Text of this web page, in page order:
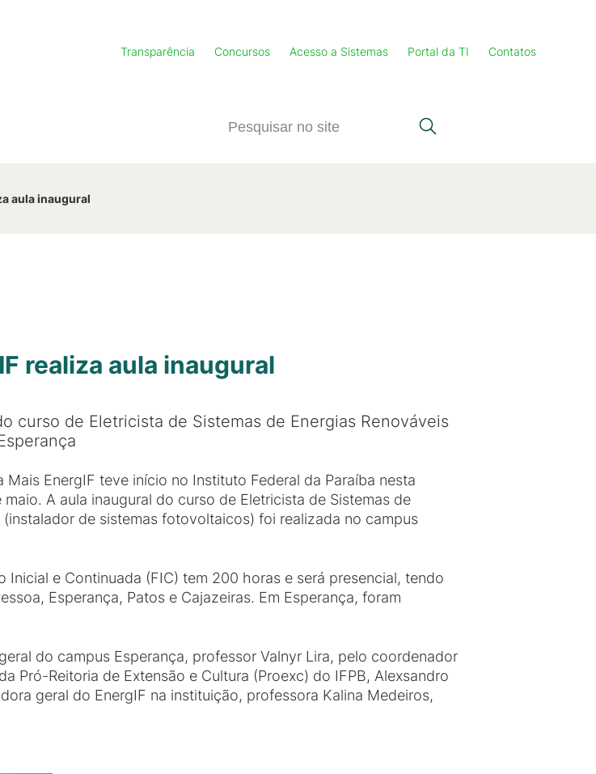
Transparência Concursos Acesso a Sistemas Portal da TI Contatos
aula inaugural
realiza aula inaugural
curso de Eletricista de Sistemas de Energias Renováveis
Mais EnergIF teve início no Instituto Federal da Paraíba nesta
A aula inaugural do curso de Eletricista de Sistemas de
(instalador de sistemas fotovoltaicos) foi realizada no campus
Inicial e Continuada (FIC) tem 200 horas e será presencial, tendo
Esperança, Patos e Cajazeiras. Em Esperança, foram
do campus Esperança, professor Valnyr Lira, pelo coordenador
Pró-Reitoria de Extensão e Cultura (Proexc) do IFPB, Alexsandro
geral do EnergIF na instituição, professora Kalina Medeiros,